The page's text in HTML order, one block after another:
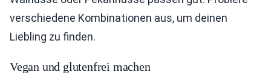
verschiedene Kombinationen aus, um deinen
Liebling zu finden.
Vegan und glutenfrei machen